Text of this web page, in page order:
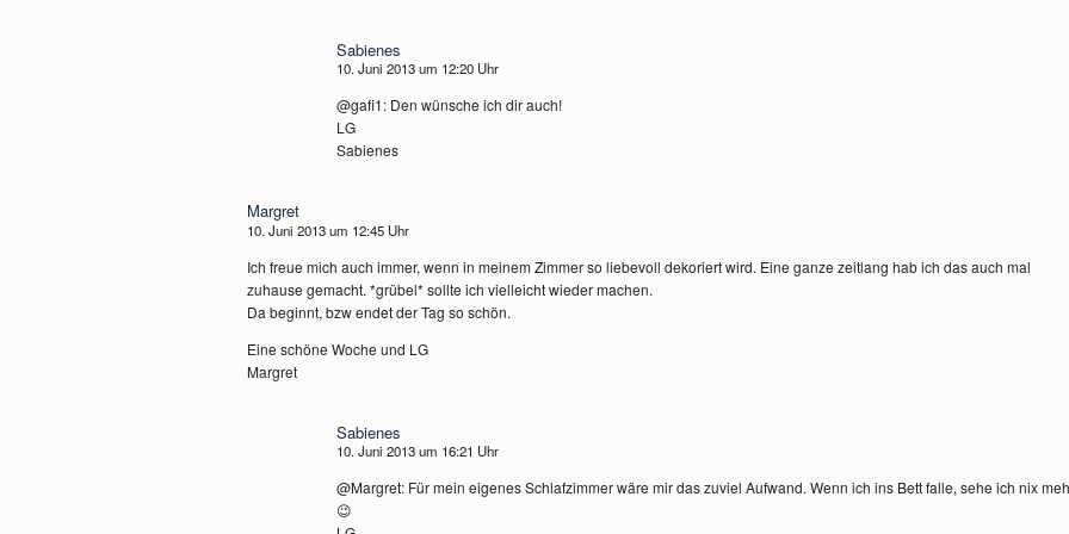
Sabienes
10. Juni 2013 um 12:20 Uhr
@gafi1: Den wünsche ich dir auch!
LG
Sabienes
Margret
10. Juni 2013 um 12:45 Uhr
Ich freue mich auch immer, wenn in meinem Zimmer so liebevoll dekoriert wird. Eine ganze zeitlang hab ich das auch mal
zuhause gemacht. *grübel* sollte ich vielleicht wieder machen.
Da beginnt, bzw endet der Tag so schön.
Eine schöne Woche und LG
Margret
Sabienes
10. Juni 2013 um 16:21 Uhr
@Margret: Für mein eigenes Schlafzimmer wäre mir das zuviel Aufwand. Wenn ich ins Bett falle, sehe ich nix
😉